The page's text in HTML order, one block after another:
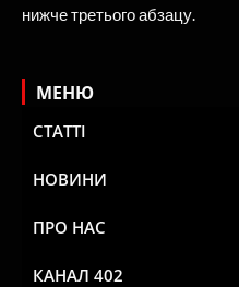
нижче третього абзацу.
МЕНЮ
СТАТТІ
НОВИНИ
ПРО НАС
КАНАЛ 402